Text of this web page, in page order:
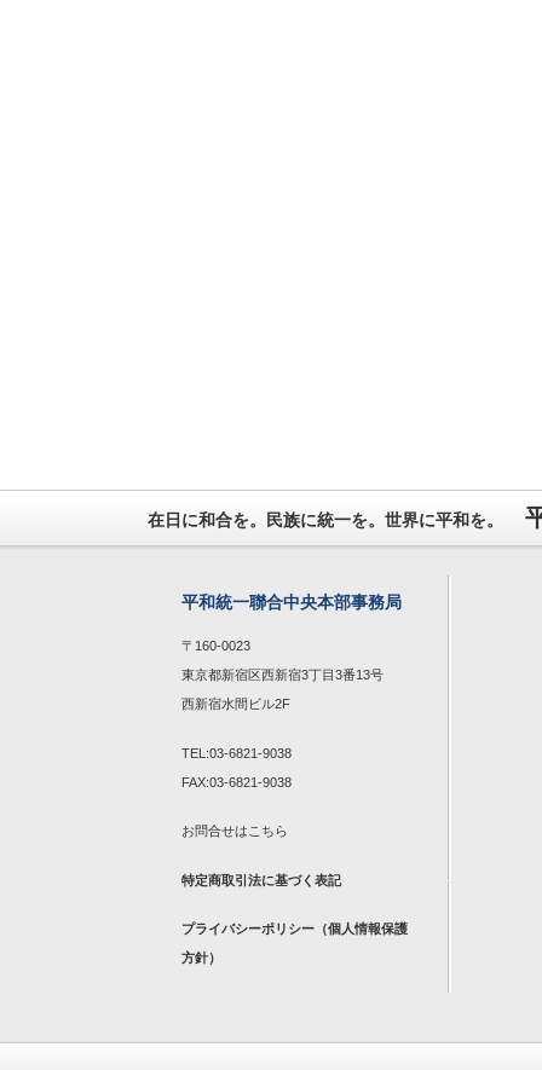
在日に和合を。民族に統一を。世界に平和を。
平和統一聯合中央本部事務局
〒160-0023
東京都新宿区西新宿3丁目3番13号
西新宿水間ビル2F
TEL:03-6821-9038
FAX:03-6821-9038
お問合せは こちら
特定商取引法に基づく表記
プライバシーポリシー（個人情報保護
方針）